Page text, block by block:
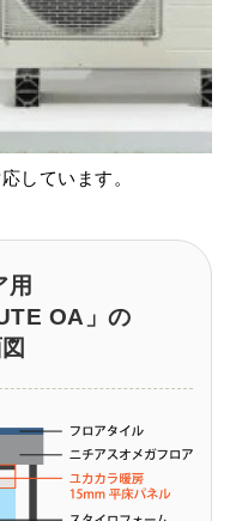
しています。
用
OA」の